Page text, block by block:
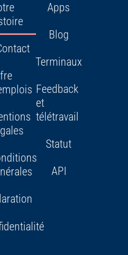
Apps
Blog
Terminaux
Feedback
et
télétravail
Statut
API